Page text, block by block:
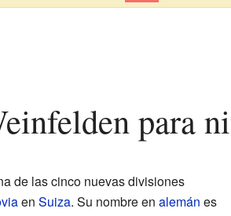
para
de las cinco nuevas divisiones
en Suiza. Su nombre en alemán es